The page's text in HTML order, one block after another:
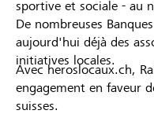
sportive et sociale - au
De nombreuses
aujourd'hui déjà des
initiatives locales.
Avec heroslocaux.ch,
engagement en faveur
suisses.